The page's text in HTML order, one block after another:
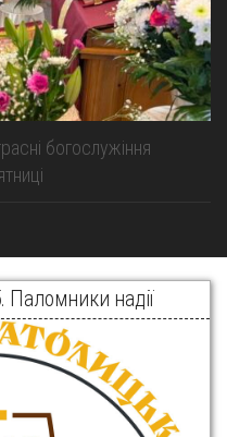
богослужіння
Паломники надії